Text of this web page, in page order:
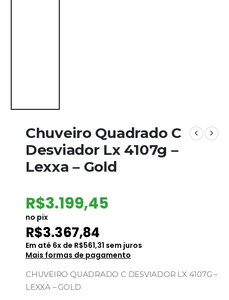
Chuveiro Quadrado C
Desviador Lx 4107g –
Lexxa – Gold
R$3.199,45
no pix
R$3.367,84
Em até 6x de R$561,31 sem juros
Mais formas de pagamento
CHUVEIRO QUADRADO C DESVIADOR LX 4107G –
LEXXA – GOLD